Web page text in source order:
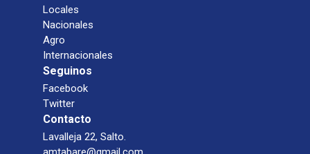
Locales
Nacionales
Agro
Internacionales
Seguinos
Facebook
Twitter
Contacto
Lavalleja 22, Salto.